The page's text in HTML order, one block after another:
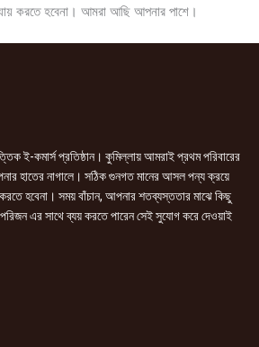
করতে হবেনা। আমরা আছি আপনার পাশে।
ই-কমার্স প্রতিষ্ঠান। কুমিল্লায় আমরাই প্রথম পরিবারের
হাতের নাগালে। সঠিক গুনগত মানের আসল পন্য ক্রয়ে
হবেনা। সময় বাঁচান, আপনার শতব্যস্ততার মাঝে কিছু
এর সাথে ব্যয় করতে পারেন সেই সুযোগ করে দেওয়াই